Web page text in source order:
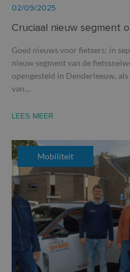
02/09/2025
Cruciaal nieuw segment
Goed nieuws voor fietsers: in
nieuw segment van de
opengesteld in Denderleeuw,
van…
LEES MEER
Mobiliteit